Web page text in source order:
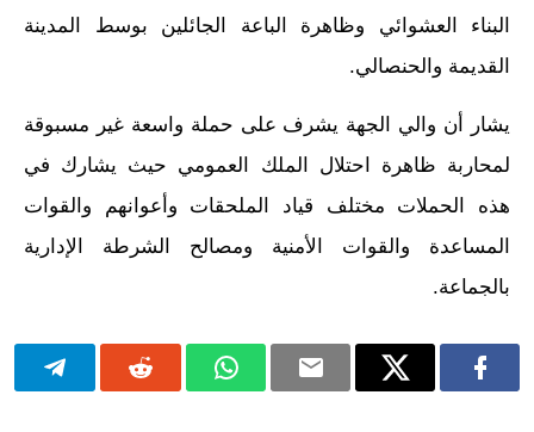
البناء العشوائي وظاهرة الباعة الجائلين بوسط المدينة
القديمة والحنصالي.
يشار أن والي الجهة يشرف على حملة واسعة غير مسبوقة
لمحاربة ظاهرة احتلال الملك العمومي حيث يشارك في
هذه الحملات مختلف قياد الملحقات وأعوانهم والقوات
المساعدة والقوات الأمنية ومصالح الشرطة الإدارية
بالجماعة.